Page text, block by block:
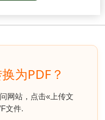
为PDF？
网站，点击«上传文
文件.